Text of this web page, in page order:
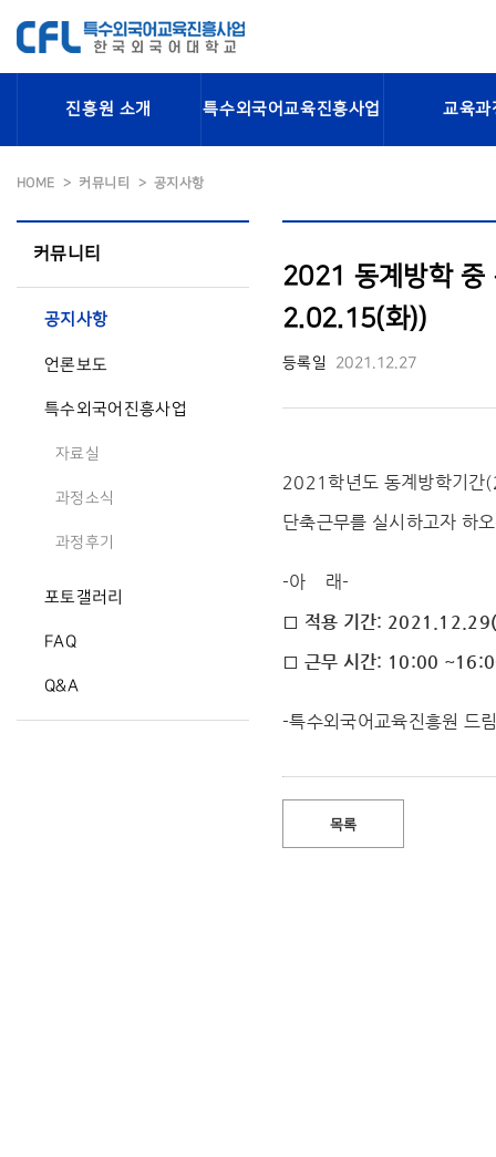
진흥원 소개 특수외국어교육진흥사업 교육과
HOME 커뮤니티 공지사항
커뮤니티
공지사항
언론보도
특수외국어진흥사업
자료실
과정소식
과정후기
포토갤러리
FAQ
Q&A
2021 동계방학 중
2.02.15(화))
등록일 2021.12.27
2021학년도 동계방학기
단축근무를 실시하고자 하
-아 래-
□ 적용 기간:
□ 근무 시간: 10:00
-특수외국어교육진흥원 드
목록